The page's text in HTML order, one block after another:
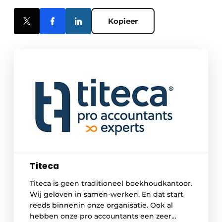
Kopieer
Titeca
Titeca is geen traditioneel boekhoudkantoor.
Wij geloven in samen-werken. En dat start
reeds binnenin onze organisatie. Ook al
hebben onze pro accountants een zeer